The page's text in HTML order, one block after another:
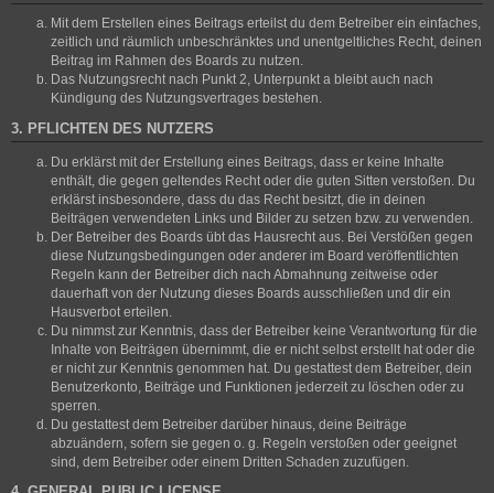
Mit dem Erstellen eines Beitrags erteilst du dem Betreiber ein einfaches,
zeitlich und räumlich unbeschränktes und unentgeltliches Recht, deinen
Beitrag im Rahmen des Boards zu nutzen.
Das Nutzungsrecht nach Punkt 2, Unterpunkt a bleibt auch nach
Kündigung des Nutzungsvertrages bestehen.
3. PFLICHTEN DES NUTZERS
Du erklärst mit der Erstellung eines Beitrags, dass er keine Inhalte
enthält, die gegen geltendes Recht oder die guten Sitten verstoßen. Du
erklärst insbesondere, dass du das Recht besitzt, die in deinen
Beiträgen verwendeten Links und Bilder zu setzen bzw. zu verwenden.
Der Betreiber des Boards übt das Hausrecht aus. Bei Verstößen gegen
diese Nutzungsbedingungen oder anderer im Board veröffentlichten
Regeln kann der Betreiber dich nach Abmahnung zeitweise oder
dauerhaft von der Nutzung dieses Boards ausschließen und dir ein
Hausverbot erteilen.
Du nimmst zur Kenntnis, dass der Betreiber keine Verantwortung für die
Inhalte von Beiträgen übernimmt, die er nicht selbst erstellt hat oder die
er nicht zur Kenntnis genommen hat. Du gestattest dem Betreiber, dein
Benutzerkonto, Beiträge und Funktionen jederzeit zu löschen oder zu
sperren.
Du gestattest dem Betreiber darüber hinaus, deine Beiträge
abzuändern, sofern sie gegen o. g. Regeln verstoßen oder geeignet
sind, dem Betreiber oder einem Dritten Schaden zuzufügen.